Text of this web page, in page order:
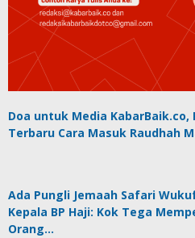
Doa untuk Media KabarBaik.co,
Terbaru Cara Masuk Raudhah
Ada Pungli Jemaah Safari
Kepala BP Haji: Kok Tega
Orang…